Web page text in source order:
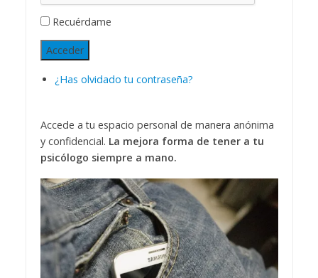
Recuérdame
Acceder
¿Has olvidado tu contraseña?
Accede a tu espacio personal de manera anónima
y confidencial. La mejora forma de tener a tu
psicólogo siempre a mano.